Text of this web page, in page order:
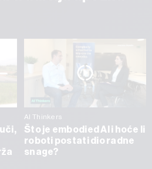
AI Thinkers
Što je embodied AI i hoće li
roboti postati dio radne
snage?